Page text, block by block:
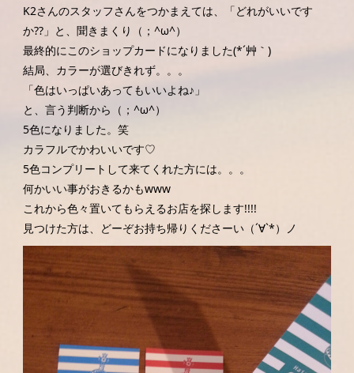
K2さんのスタッフさんをつかまえては、「どれがいいです
か??」と、聞きまくり（；^ω^）
最終的にこのショップカードになりました(*´艸｀)
結局、カラーが選びきれず。。。
「色はいっぱいあってもいいよね♪」
と、言う判断から（；^ω^）
5色になりました。笑
カラフルでかわいいです♡
5色コンプリートして来てくれた方には。。。
何かいい事がおきるかもwww
これから色々置いてもらえるお店を探します!!!!
見つけた方は、どーぞお持ち帰りくださーい（´∀`*）ノ